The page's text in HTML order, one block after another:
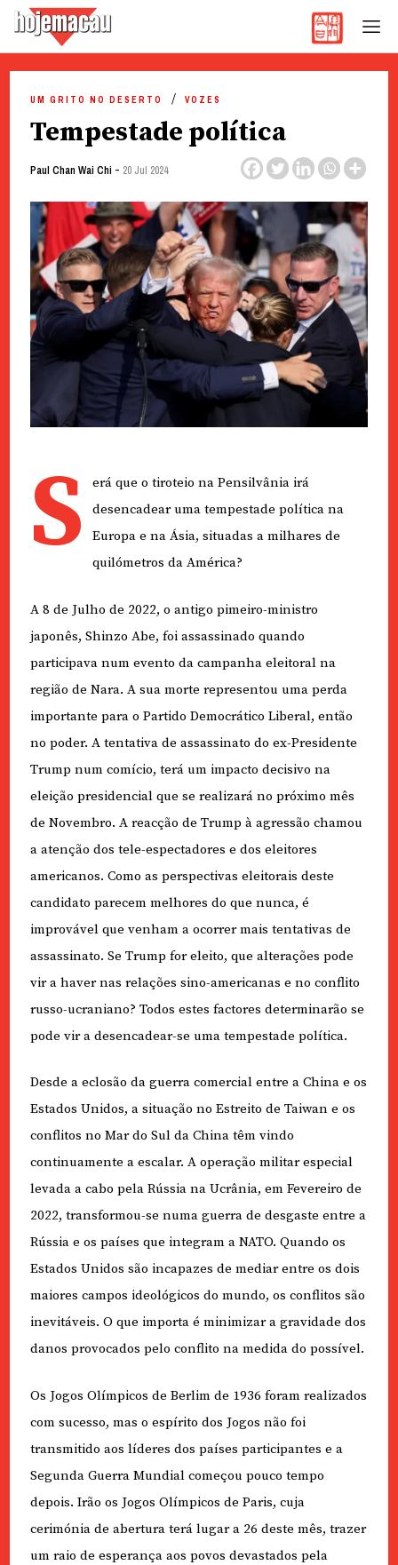
content
UM GRITO NO DESERTO VOZES
Tempestade política
Paul Chan Wai Chi - 20 Jul 2024
S
erá que o tiroteio na Pensilvânia irá
desencadear uma tempestade política na
Europa e na Ásia, situadas a milhares de
quilómetros da América?
A 8 de Julho de 2022, o antigo pimeiro-ministro
japonês, Shinzo Abe, foi assassinado quando
participava num evento da campanha eleitoral na
região de Nara. A sua morte representou uma perda
importante para o Partido Democrático Liberal, então
no poder. A tentativa de assassinato do ex-Presidente
Trump num comício, terá um impacto decisivo na
eleição presidencial que se realizará no próximo mês
de Novembro. A reacção de Trump à agressão chamou
a atenção dos tele-espectadores e dos eleitores
americanos. Como as perspectivas eleitorais deste
candidato parecem melhores do que nunca, é
improvável que venham a ocorrer mais tentativas de
assassinato. Se Trump for eleito, que alterações pode
vir a haver nas relações sino-americanas e no conflito
russo-ucraniano? Todos estes factores determinarão se
pode vir a desencadear-se uma tempestade política.
Desde a eclosão da guerra comercial entre a China e os
Estados Unidos, a situação no Estreito de Taiwan e os
conflitos no Mar do Sul da China têm vindo
continuamente a escalar. A operação militar especial
levada a cabo pela Rússia na Ucrânia, em Fevereiro de
2022, transformou-se numa guerra de desgaste entre a
Rússia e os países que integram a NATO. Quando os
Estados Unidos são incapazes de mediar entre os dois
maiores campos ideológicos do mundo, os conflitos são
inevitáveis. O que importa é minimizar a gravidade dos
danos provocados pelo conflito na medida do possível.
Os Jogos Olímpicos de Berlim de 1936 foram realizados
com sucesso, mas o espírito dos Jogos não foi
transmitido aos líderes dos países participantes e a
Segunda Guerra Mundial começou pouco tempo
depois. Irão os Jogos Olímpicos de Paris, cuja
cerimónia de abertura terá lugar a 26 deste mês, trazer
um raio de esperança aos povos devastados pela